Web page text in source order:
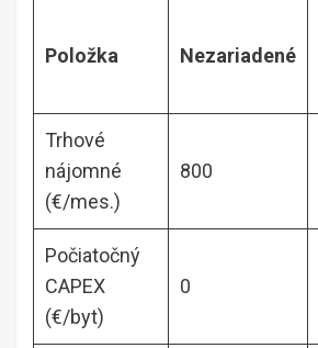
Položka Nezariadené
Trhové
nájomné
(€/mes.)
800
Počiatočný
CAPEX
(€/byt)
0